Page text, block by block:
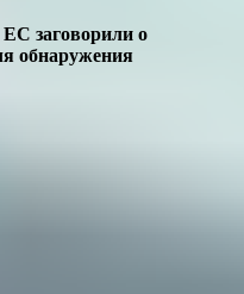
заговорили о
обнаружения